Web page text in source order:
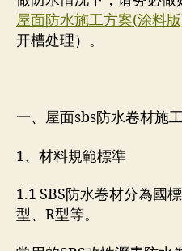
屋面防水施工方案(涂料
开槽处理）。
一、屋面sbs防水卷材施
1、材料規範標準
1.1 SBS防水卷材分為
型、R型等。